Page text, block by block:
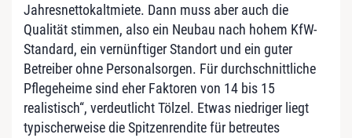
Jahresnettokaltmiete. Dann muss aber auch die
Qualität stimmen, also ein Neubau nach hohem KfW-
Standard, ein vernünftiger Standort und ein guter
Betreiber ohne Personalsorgen. Für durchschnittliche
Pflegeheime sind eher Faktoren von 14 bis 15
realistisch“, verdeutlicht Tölzel. Etwas niedriger liegt
typischerweise die Spitzenrendite für betreutes